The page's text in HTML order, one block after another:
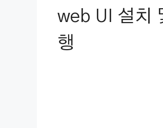
web UI 설치
행